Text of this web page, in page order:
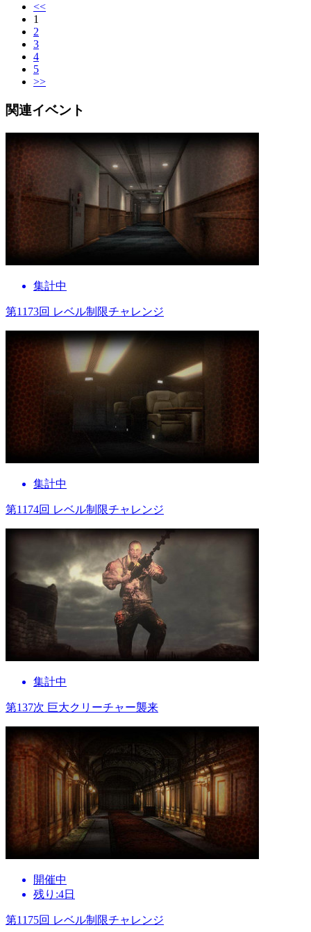
<<
1
2
3
4
5
>>
関連イベント
集計中
第1173回 レベル制限チャレンジ
集計中
第1174回 レベル制限チャレンジ
集計中
第137次 巨大クリーチャー襲来
開催中
残り:4日
第1175回 レベル制限チャレンジ